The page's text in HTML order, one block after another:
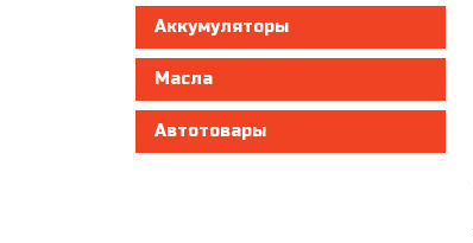
Аккумуляторы
Масла
Автотовары